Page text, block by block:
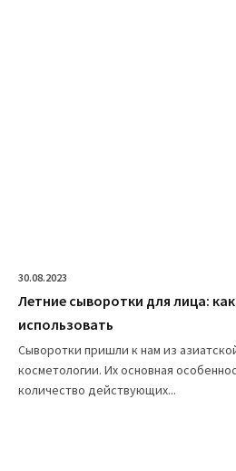
30.08.2023
Летние сыворотки для лица:
использовать
Сыворотки пришли к нам из
косметологии. Их основная
количество действующих...